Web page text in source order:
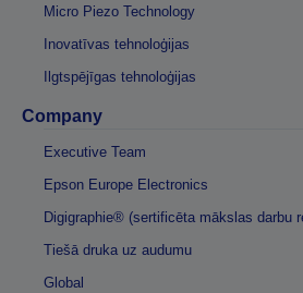
Micro Piezo Technology
Inovatīvas tehnoloģijas
Ilgtspējīgas tehnoloģijas
Company
Executive Team
Epson Europe Electronics
Digigraphie® (sertificēta mākslas darbu
Tiešā druka uz audumu
Global